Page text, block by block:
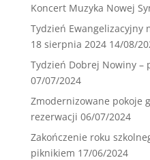
Koncert Muzyka Nowej
Tydzień Ewangelizacyjny
18 sierpnia 2024 14/08/
Tydzień Dobrej Nowiny –
07/07/2024
Zmodernizowane pokoje
rezerwacji 06/07/2024
Zakończenie roku
piknikiem 17/06/2024